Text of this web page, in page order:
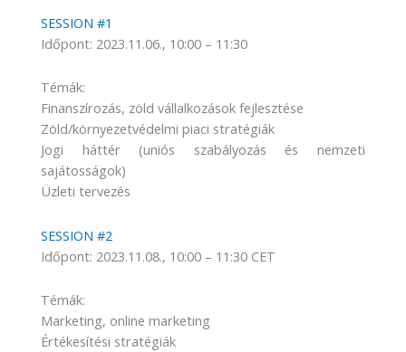
SESSION #1
Időpont: 2023.11.06., 10:00 – 11:30
Témák:
Finanszírozás, zöld vállalkozások fejlesztése
Zöld/környezetvédelmi piaci stratégiák
Jogi háttér (uniós szabályozás és nemzeti
sajátosságok)
Üzleti tervezés
SESSION #2
Időpont: 2023.11.08., 10:00 – 11:30 CET
Témák:
Marketing, online marketing
Értékesítési stratégiák